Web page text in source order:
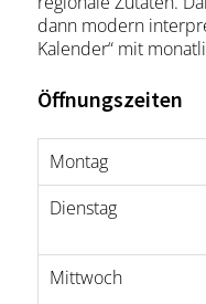
dann modern
Kalender“ mit
Öffnungszeiten
Montag
Dienstag
Mittwoch